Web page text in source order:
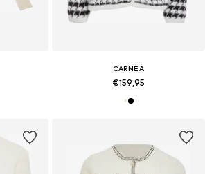
CARNEA
€159,95